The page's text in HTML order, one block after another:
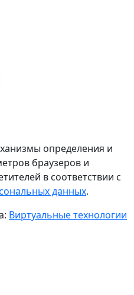
определения и
браузеров и
в соответствии с
данных.
Виртуальные технологии